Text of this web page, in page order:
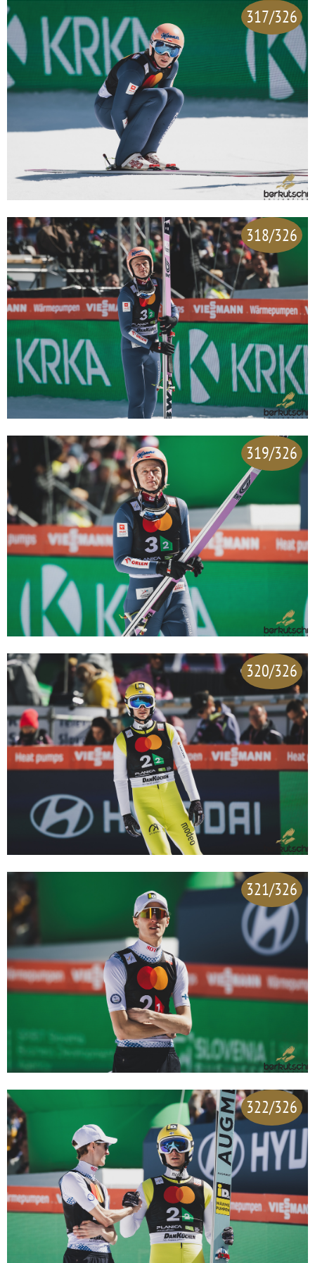
317/326
318/326
319/326
320/326
321/326
322/326